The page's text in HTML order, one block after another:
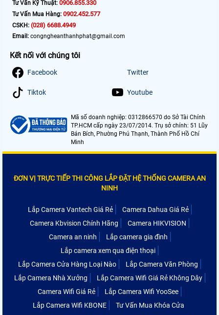
Tư Vấn Kỹ Thuật: 0906.855.330
Tư Vấn Mua Hàng: 0902.452.577
CSKH: (028) 6688.4949
Email: congngheanthanhphat@gmail.com
Kết nối với chúng tôi
Facebook Twitter
Tiktok Youtube
Mã số doanh nghiệp: 0312866570 do Sở Tài Chính
TP.HCM cấp ngày 23/07/2014. Trụ sở chính: 51 Lũy
Bán Bích, Phường Phú Thạnh, Thành Phố Hồ Chí
Minh
ĐƠN VỊ TRỰC TIẾP THI CÔNG LẮP ĐẶT HỆ THỐNG CAMERA AN
NINH
Lắp Camera Vantech Giá Rẻ
Camera Dahua Giá Rẻ
Camera Kbvision Chính Hãng
Camera HIKVISION
Camera an ninh
Lắp camera gia đình
Lắp camera xem qua điện thoại
Lắp Camera Cửa Hàng Loại Nào
Lắp Camera Văn Phòng
Lắp Camera Nhà Xưởng
Lắp Camera Wifi Giá Rẻ Không Dây
Camera Wifi Giá Rẻ
Lắp Camera Wifi YooSee
Lắp Camera Wifi KBONE
Tư Vấn Mua Khóa Cửa